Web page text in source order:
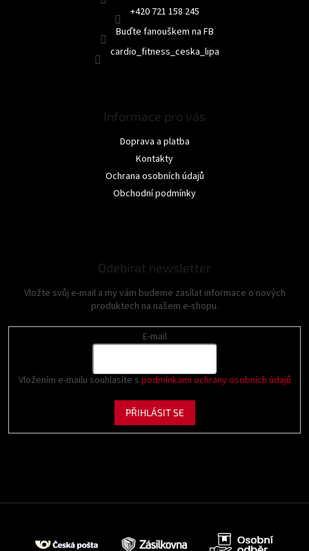
+420 721 158 245
Buďte fanouškem na FB
cardio_fitness_ceska_lipa
Informace pro vás
Doprava a platba
Kontakty
Ochrana osobních údajů
Obchodní podmínky
Odebírat newsletter
Vložte svůj e-mail a my vám budeme zasílat informace o nových
produktech na našem e-shopu.
E-mail
Vložením e-mailu souhlasíte s podmínkami ochrany osobních údajů
PŘIHLÁSIT SE